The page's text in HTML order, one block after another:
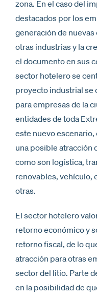
zona. En el caso del
destacados por los
generación de
otras industrias y la
el documento en sus
sector hotelero se
proyecto industrial se
para empresas de la
entidades de toda
este nuevo escenario,
una posible atracción
como son logística,
renovables, vehículo,
otras.
El sector hotelero
retorno económico y
retorno fiscal, de lo
atracción para otras
sector del litio. Parte
en la posibilidad de